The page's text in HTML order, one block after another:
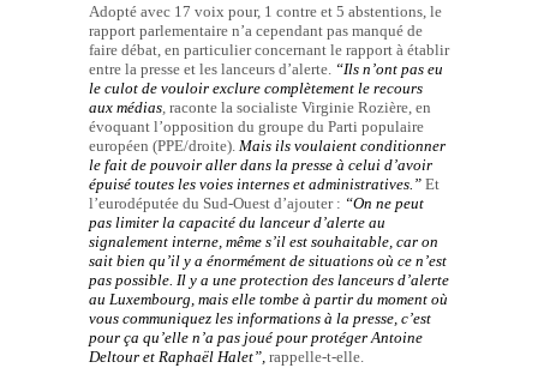
Adopté avec 17 voix pour, 1 contre et 5 abstentions, le
rapport parlementaire n’a cependant pas manqué de
faire débat, en particulier concernant le rapport à établir
entre la presse et les lanceurs d’alerte. “Ils n’ont pas eu
le culot de vouloir exclure complètement le recours
aux médias raconte la socialiste Virginie Rozière, en
évoquant l’opposition du groupe du Parti populaire
européen (PPE/droite). Mais ils voulaient conditionner
le fait de pouvoir aller dans la presse à celui d’avoir
épuisé toutes les voies internes et administratives.” Et
l’eurodéputée du Sud-Ouest d’ajouter : “On ne peut
pas limiter la capacité du lanceur d’alerte au
signalement interne, même s’il est souhaitable, car on
sait bien qu’il y a énormément de situations où ce n’est
pas possible. Il y a une protection des lanceurs d’alerte
au Luxembourg, mais elle tombe à partir du moment où
vous communiquez les informations à la presse, c’est
pour ça qu’elle n’a pas joué pour protéger Antoine
Deltour et Raphaël Halet”, rappelle-t-elle.